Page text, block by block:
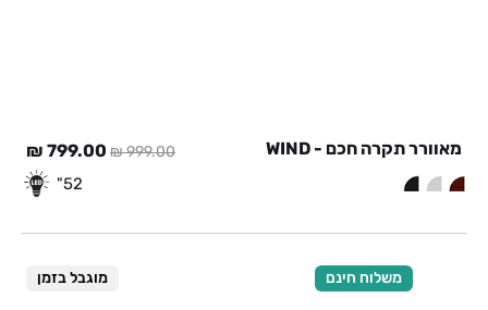
מאוורר תקרה חכם - WIND 999.00
₪ המחיר
היה:
799.00
₪
52"
משלוח חינם מוגבל בזמן